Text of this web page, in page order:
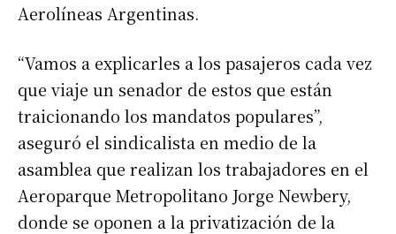
Aerolíneas Argentinas.
“Vamos a explicarles a los pasajeros cada vez
que viaje un senador de estos que están
traicionando los mandatos populares”,
aseguró el sindicalista en medio de la
asamblea que realizan los trabajadores en el
Aeroparque Metropolitano Jorge Newbery,
donde se oponen a la privatización de la